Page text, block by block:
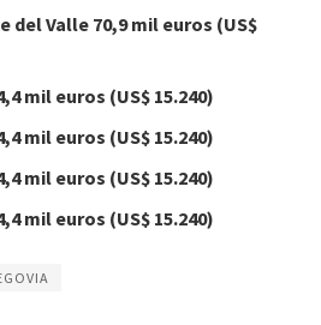
del Valle 70,9 mil euros (US$
mil euros (US$ 15.240)
mil euros (US$ 15.240)
mil euros (US$ 15.240)
mil euros (US$ 15.240)